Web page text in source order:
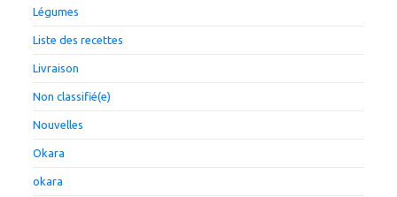
Légumes
Liste des recettes
Livraison
Non classifié(e)
Nouvelles
Okara
okara